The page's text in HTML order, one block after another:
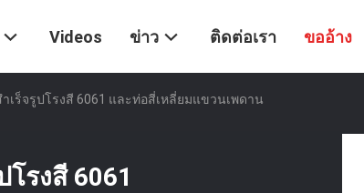
Videos ข่าว ติดต่อเรา ขออ้าง
เร็จรูปโรงสี 6061 และท่อสี่เหลี่ยมแขวนเพดาน
รงสี 6061